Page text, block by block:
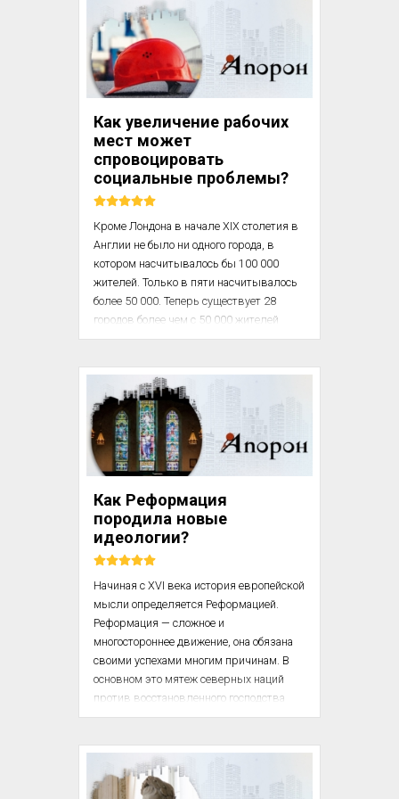
Первая группа состоит из отличий в
составе диких растений и животных,
доступных в качестве стартового
материала для доместикации. Важность
принципиальным значением
производства продов...
Как увеличение рабочих
мест может
спровоцировать
социальные проблемы?
‎Кроме Лондона в начале XIX столетия в
Англии не было ни одного города, в
котором насчитывалось бы 100 000
жителей. Только в пяти насчитывалось
более 50 000. Теперь существует 28
городов более чем с 50 000 жителей
каждый. Результатом этой перемены
городского населения, но и то, что
старые скученные мелкие города
сделались теперь центрами, которые
обстроены со всех сторон, без всякого
доступа для свежего воздуха. Карл
Маркс (1818 – 1883)
Так как они уже не доставляют приятной
жизни для богатых, то последние
переселились из ни...
Как Реформация
породила новые
идеологии?
Начиная с XVI века история европейской
мысли определяется Реформацией.
Реформация — сложное и
многостороннее движение, она обязана
своими успехами многим причинам. В
основном это мятеж северных наций
против восстановленного господства
Рима. Религия являлась силой,
религия пришла в упадок: папство как
институт сохранилось и извлекало
громадную дань из Германии и Англии,